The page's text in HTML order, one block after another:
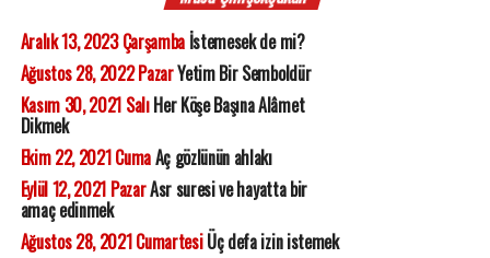
Aralık 13, 2023 Çarşambaİstemesek de mi?
Ağustos 28, 2022 PazarYetim Bir Semboldür
Kasım 30, 2021 SalıHer Köşe Başına Alâmet
Dikmek
Ekim 22, 2021 CumaAç gözlünün ahlakı
Eylül 12, 2021 PazarAsr suresi ve hayatta bir
amaç edinmek
Ağustos 28, 2021 CumartesiÜç defa izin istemek